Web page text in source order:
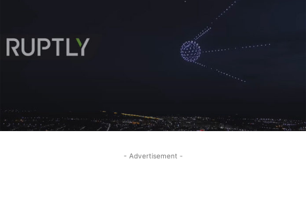
- Advertisement -